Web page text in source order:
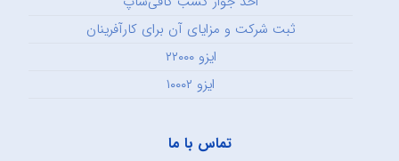
ثبت شرکت و مزایای آن برای کارآفرینان
ایزو ۲۲۰۰۰
ایزو ۱۰۰۰۲
تماس با ما